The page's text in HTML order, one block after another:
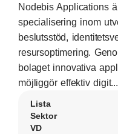
Nodebis Applications
specialisering inom
beslutsstöd,
resursoptimering.
bolaget innovativa
möjliggör effektiv digit...
Lista
Sektor
VD